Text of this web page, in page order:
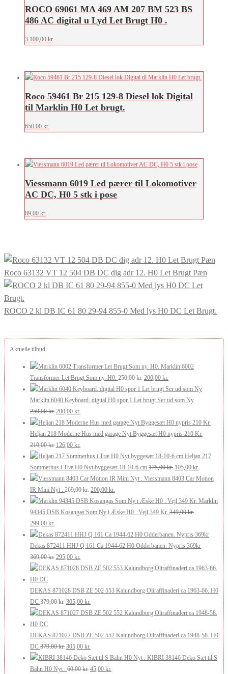
ROCO 69061 MA 469 AM 207 BM 523 BS
486 AC digital u Lyd Let Brugt H0 .
3.100,00 kr.
Roco 59461 Br 215 129-8 Diesel lok Digital
til Marklin H0 Let brugt.
650,00 kr.
Viessmann 6019 Led pærer til Lokomotiver
AC DC, H0 5 stk i pose
89,00 kr.
Roco 63132 VT 12 504 DB DC dig adr 12. H0 Let Brugt Pæn
ROCO 2 kl DB IC 61 80 29-94 855-0 Med lys H0 DC Let Brugt.
Aktuelle tilbud
Marklin 6002
Transformer Let Brugt Som ny. H0. 250,00kr. Den
oprindelige
pris
250,00 kr..
200,00 kr.
aktuelle
pris
200,00 kr..
Marklin 6040 Keyboard. digital H0 spor 1 Let brugt Ser ud som Ny
250,00kr. Den
oprindelige
pris
var:
250,00 kr..
200,00 kr.
aktuelle
pris
200,00 kr..
Heljan 218 Moderne Hus med garage Nyt Byggesæt H0 nypris 210 Kr.
210,00kr. Den
oprindelige
pris
var:
210,00 kr..
126,00 kr.
aktuelle
pris
er:
126,00 kr..
Heljan 217
Sommerhus i Træ H0 Nyt byggesæt 18-10-6 cm 175,00kr. Den
oprindelige
var:
175,00 kr..
105,00 kr.
aktuelle
er:
105,00 kr..
Viessmann 8403 Car Motion
IR Mini Nyt .
269,00kr. Den
oprindelige
pris
269,00 kr..
200,00 kr.
aktuelle
pris
200,00 kr..
Marklin
94345 DSB Kosangas Som Ny i Æske H0 . Vejl 349 Kr. 349,00kr.
Den
oprindelige
pris
var:
349,00 kr..
299,00 kr.
aktuelle
pris
er:
299,00 kr..
Dekas 872411 HHJ Q 161 Ca 1944-62 H0 Odderbanen. Nypris 369kr
369,00kr. Den
oprindelige
var:
369,00 kr..
295,00 kr.
aktuelle
er:
295,00 kr..
DEKAS 871028 DSB ZE 502 553 Kalundborg Oliraffinaderi ca 1963-66. H0
DC 379,00kr. Den
oprindelige
var:
379,00 kr..
305,00 kr.
aktuelle
er:
DEKAS 871027 DSB ZE 502 552 Kalundborg Oliraffinaderi ca 1948-58. H0
DC 379,00kr. Den
oprindelige
pris
305,00 kr.
aktuelle
pris
KIBRI 38146 Deko Sæt til S
Bahn H0 Nyt .
60,00kr. Den
45,00 kr.